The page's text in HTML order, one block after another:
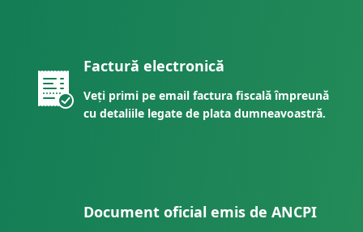
Factură electronică
Veți primi pe email factura fiscală împreună
cu detaliile legate de plata dumneavoastră.
Document oficial emis de ANCPI